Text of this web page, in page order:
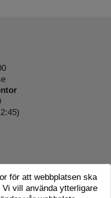
för att webbplatsen ska
vill använda ytterligare